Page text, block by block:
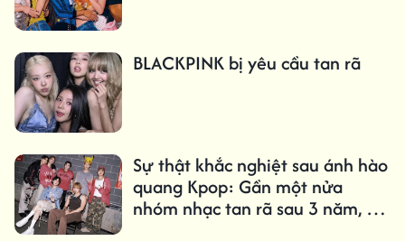
BLACKPINK bị yêu cầu tan rã
Sự thật khắc nghiệt sau ánh hào
quang Kpop: Gần một nửa
nhóm nhạc tan rã sau 3 năm, chỉ